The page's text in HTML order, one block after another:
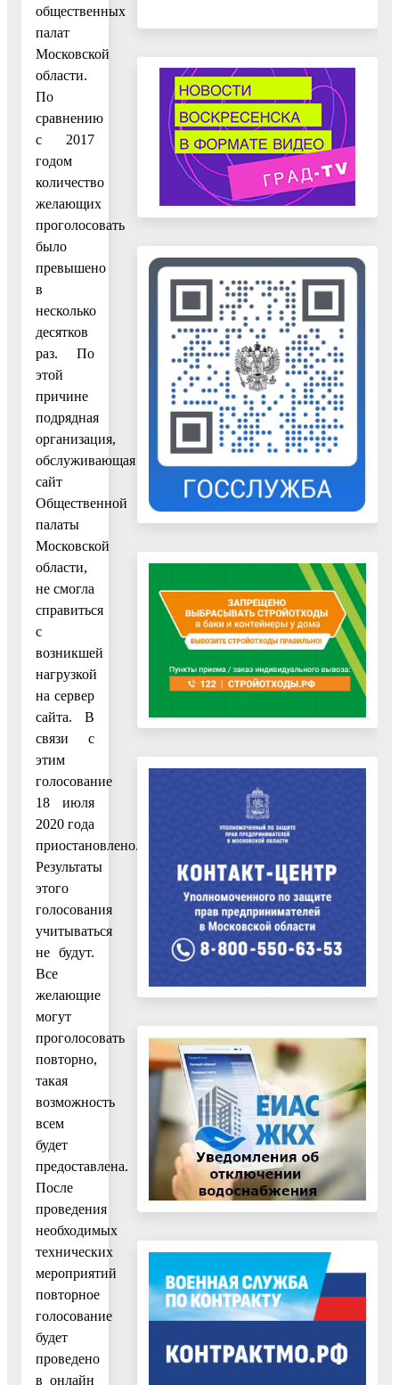
общественных
палат
Московской
области.
По
сравнению
с 2017
годом
количество
желающих
проголосовать
было
превышено
в
несколько
десятков
раз. По
этой
причине
подрядная
организация,
обслуживающая
сайт
Общественной
палаты
Московской
области,
не смогла
справиться
с
возникшей
нагрузкой
на сервер
сайта. В
связи с
этим
голосование
18 июля
2020 года
приостановлено.
Результаты
этого
голосования
учитываться
не будут.
Все
желающие
могут
проголосовать
повторно,
такая
возможность
всем
будет
предоставлена.
После
проведения
необходимых
технических
мероприятий
повторное
голосование
будет
проведено
в онлайн